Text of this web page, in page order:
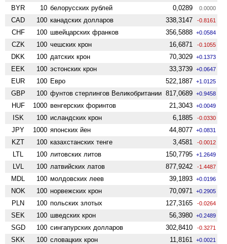
BYR 10 белорусских рублей 0,0289 0.0000
CAD 100 канадских долларов 338,3147 -0.8161
CHF 100 швейцарских франков 356,5888 +0.0584
CZK 100 чешских крон 16,6871 -0.1055
DKK 100 датских крон 70,3029 +0.1373
EEK 100 эстонских крон 33,3739 +0.0647
EUR 100 Евро 522,1887 +1.0125
GBP 100 фунтов стерлингов Велико­британии 817,0689 +0.9458
HUF 1000 венгерских форинтов 21,3043 +0.0049
ISK 100 исландских крон 6,1885 -0.0330
JPY 1000 японских йен 44,8077 +0.0831
KZT 100 казахстанских тенге 3,4581 -0.0012
LTL 100 литовских литов 150,7795 +1.2649
LVL 100 латвийских латов 877,9242 -1.4487
MDL 100 молдовских леев 39,1893 +0.0196
NOK 100 норвежских крон 70,0971 +0.2905
PLN 100 польских злотых 127,3165 -0.0264
SEK 100 шведских крон 56,3980 +0.2489
SGD 100 сингапурских долларов 302,8410 -0.3271
SKK 100 словацких крон 11,8161 +0.0021